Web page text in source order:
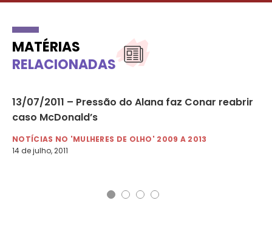
MATÉRIAS
RELACIONADAS
13/07/2011 – Pressão do Alana faz Conar reabrir
caso McDonald’s
NOTÍCIAS NO 'MULHERES DE OLHO' 2009 A 2013
14 de julho, 2011